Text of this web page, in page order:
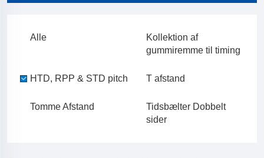
Alle
Kollektion af
gummiremme til timing
HTD, RPP & STD pitch T afstand
Tomme Afstand
Tidsbælter Dobbelt
sider